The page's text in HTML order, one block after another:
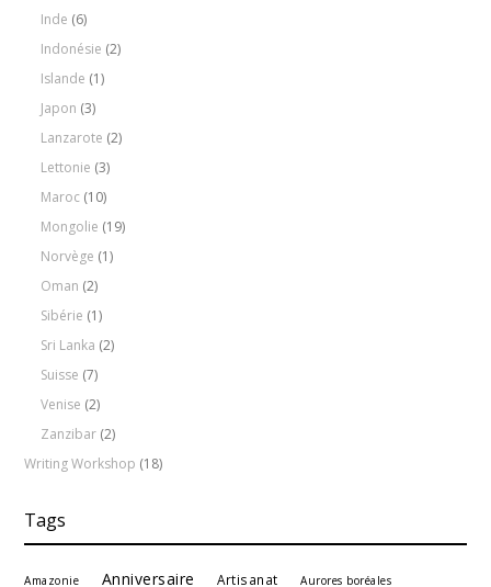
Inde (6)
Indonésie (2)
Islande (1)
Japon (3)
Lanzarote (2)
Lettonie (3)
Maroc (10)
Mongolie (19)
Norvège (1)
Oman (2)
Sibérie (1)
Sri Lanka (2)
Suisse (7)
Venise (2)
Zanzibar (2)
Writing Workshop (18)
Tags
Amazonie Anniversaire Artisanat Aurores boréales